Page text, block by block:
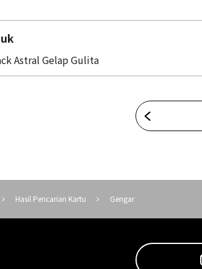
Astral Gelap Gulita
Hasil Pencarian Kartu Gengar